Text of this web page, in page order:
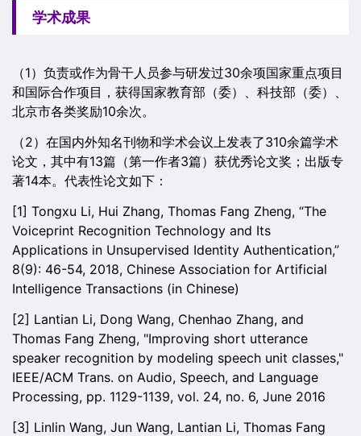
学术成果
（1）负责或作为骨干人员参与研发过30余项国家重点项目
和国际合作项目，获得国家教育部（委）、科技部（委）、
北京市各类奖励10余次。
（2）在国内外知名刊物和学术会议上发表了310余篇学术
论文，其中有13篇（第一作者3篇）获优秀论文奖；出版专
著14本。代表性论文如下：
[1] Tongxu Li, Hui Zhang, Thomas Fang Zheng, “The
Voiceprint Recognition Technology and Its
Applications in Unsupervised Identity Authentication,”
8(9): 46-54, 2018, Chinese Association for Artificial
Intelligence Transactions (in Chinese)
[2] Lantian Li, Dong Wang, Chenhao Zhang, and
Thomas Fang Zheng, "Improving short utterance
speaker recognition by modeling speech unit classes,"
IEEE/ACM Trans. on Audio, Speech, and Language
Processing, pp. 1129-1139, vol. 24, no. 6, June 2016
[3] Linlin Wang, Jun Wang, Lantian Li, Thomas Fang